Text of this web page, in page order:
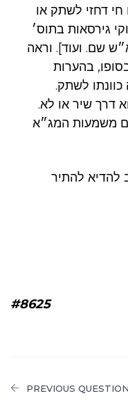
דחזי לשתק או
גירסאות בתוס׳
שם. ועוד]. וראה
בהערות
לשתק.
דרך שיר או לא.
משמעות המג״א
להתיר
#8625
PREVIOUS QUESTION